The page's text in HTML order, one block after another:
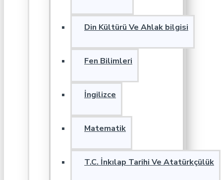
Din Kültürü Ve Ahlak bilgisi
Fen Bilimleri
İngilizce
Matematik
T.C. İnkılap Tarihi Ve Atatürkçülük